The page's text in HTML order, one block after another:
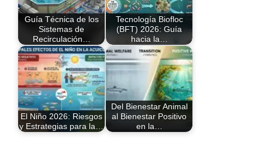
Guía Técnica de los
Sistemas de
Recirculación…
Tecnología Biofloc
(BFT) 2026: Guía
hacia la…
El Niño 2026: Riesgos
y Estrategias para la…
Del Bienestar Animal
al Bienestar Positivo
en la…